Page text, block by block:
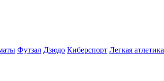
Футзал Дзюдо Киберспорт Легкая атлетика